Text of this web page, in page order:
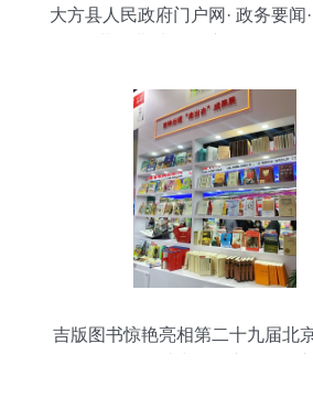
大方县人民政府门户网· 政务要闻
吉版图书惊艳亮相第二十九届北